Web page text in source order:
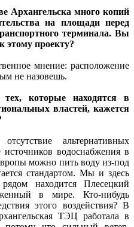
Архангельска много копий
на площади перед
терминала. Вы
этому проекту?
мнение: расположение
не назовешь.
которые находятся в
властей, кажется
альтернативных
водоснабжения в
можно пить воду из-под
стандартом. Мы и здесь
находится Плесецкий
в мире. Кто-нибудь
этого воздействия? В
ТЭЦ работала в